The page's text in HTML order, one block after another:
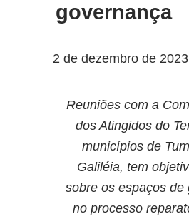
governança
2 de dezembro de 2023
Reuniões com a
dos Atingidos do
municípios de
Galiléia, tem
sobre os espaços de
no processo